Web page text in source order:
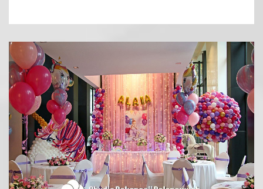
+